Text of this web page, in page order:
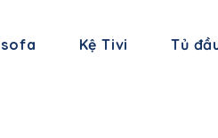
Kệ Tivi Tủ